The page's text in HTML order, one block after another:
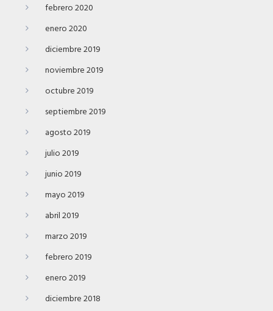
febrero 2020
enero 2020
diciembre 2019
noviembre 2019
octubre 2019
septiembre 2019
agosto 2019
julio 2019
junio 2019
mayo 2019
abril 2019
marzo 2019
febrero 2019
enero 2019
diciembre 2018